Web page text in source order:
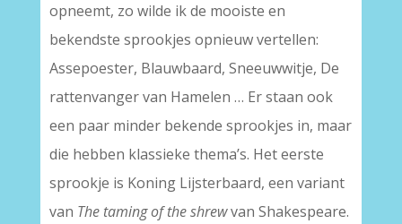
opneemt, zo wilde ik de mooiste en
bekendste sprookjes opnieuw vertellen:
Assepoester, Blauwbaard, Sneeuwwitje, De
rattenvanger van Hamelen … Er staan ook
een paar minder bekende sprookjes in, maar
die hebben klassieke thema’s. Het eerste
sprookje is Koning Lijsterbaard, een variant
van The taming of the shrewvan Shakespeare.